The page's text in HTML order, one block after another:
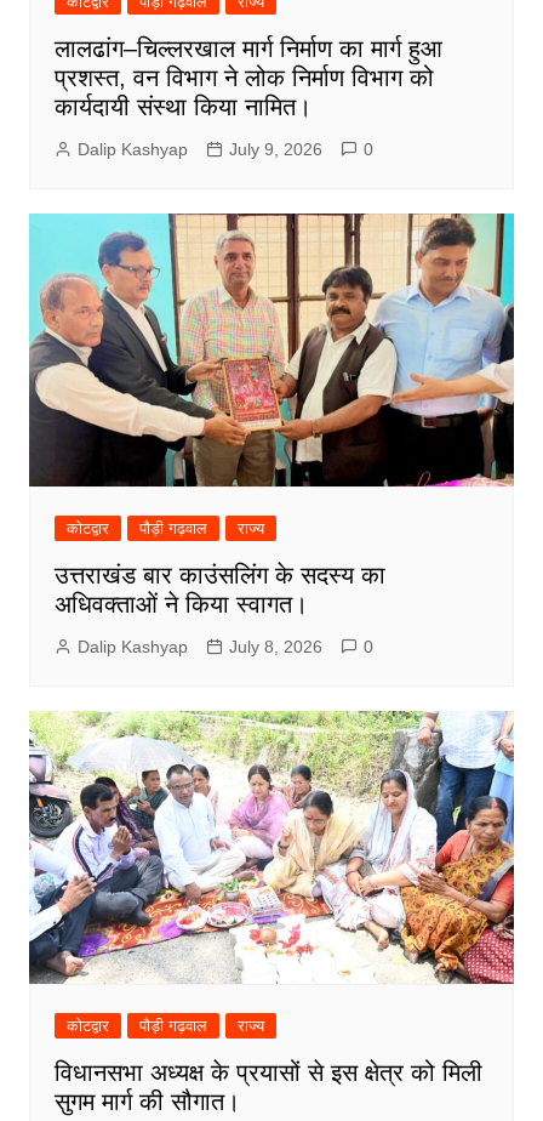
लालढांग–चिल्लरखाल मार्ग निर्माण का मार्ग हुआ
प्रशस्त, वन विभाग ने लोक निर्माण विभाग को
कार्यदायी संस्था किया नामित।
Dalip Kashyap July 9, 2026 0
कोटद्वार पौड़ी गढ़वाल राज्य
उत्तराखंड बार काउंसलिंग के सदस्य का
अधिवक्ताओं ने किया स्वागत।
Dalip Kashyap July 8, 2026 0
कोटद्वार पौड़ी गढ़वाल राज्य
विधानसभा अध्यक्ष के प्रयासों से इस क्षेत्र को मिली
सुगम मार्ग की सौगात।